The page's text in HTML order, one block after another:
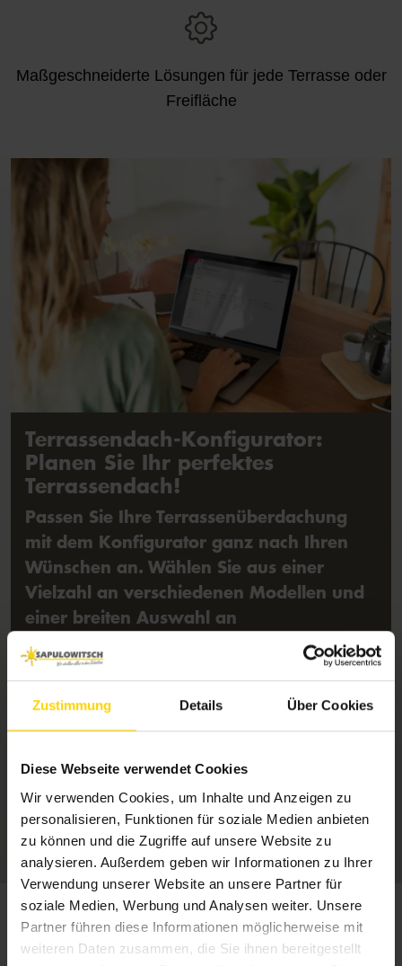
Zustimmung Details Über Cookies
Diese Webseite verwendet Cookies
Wir verwenden Cookies, um Inhalte und Anzeigen zu
personalisieren, Funktionen für soziale Medien anbieten
zu können und die Zugriffe auf unsere Website zu
analysieren. Außerdem geben wir Informationen zu Ihrer
Verwendung unserer Website an unsere Partner für
soziale Medien, Werbung und Analysen weiter. Unsere
Partner führen diese Informationen möglicherweise mit
weiteren Daten zusammen, die Sie ihnen bereitgestellt
Maßgeschneiderte Lösungen für jede Terrasse oder
Freifläche
Terrassendach-Konfigurator:
Planen Sie Ihr perfektes
Terrassendach!
Passen Sie Ihre Terrassenüberdachung
mit dem Konfigurator ganz nach Ihren
Wünschen an. Wählen Sie aus einer
Vielzahl an verschiedenen Modellen und
einer breiten Auswahl an
Zusatzausstattungen wie Heizstrahlern,
Beleuchtung und Seitenelementen.
Sie erhalten schnell Ihr Angebot – starten
Jetzt Terrassendach konfigurieren